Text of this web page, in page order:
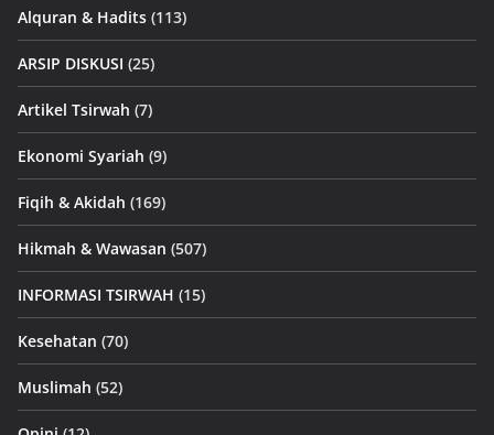
Alquran & Hadits (113)
ARSIP DISKUSI (25)
Artikel Tsirwah (7)
Ekonomi Syariah (9)
Fiqih & Akidah (169)
Hikmah & Wawasan (507)
INFORMASI TSIRWAH (15)
Kesehatan (70)
Muslimah (52)